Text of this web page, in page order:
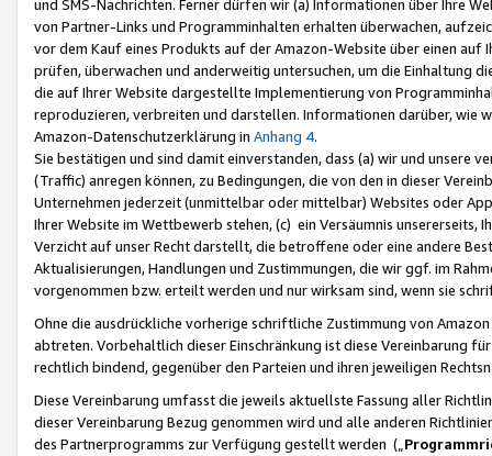
und SMS-Nachrichten. Ferner dürfen wir (a) Informationen über Ihre
von Partner-Links und Programminhalten erhalten überwachen,
vor dem Kauf eines Produkts auf der Amazon-Website über einen
prüfen, überwachen und anderweitig untersuchen, um die Einhaltung
die auf Ihrer Website dargestellte Implementierung von
reproduzieren, verbreiten und darstellen. Informationen darüber, wie
Amazon-Datenschutzerklärung in Anhang 4.
Sie bestätigen und sind damit einverstanden, dass (a) wir und
(Traffic) anregen können, zu Bedingungen, die von den in dieser
Unternehmen jederzeit (unmittelbar oder mittelbar) Websites oder
Ihrer Website im Wettbewerb stehen, (c) ein Versäumnis unsererseits,
Verzicht auf unser Recht darstellt, die betroffene oder eine andere
Aktualisierungen, Handlungen und Zustimmungen, die wir ggf. im
vorgenommen bzw. erteilt werden und nur wirksam sind, wenn sie
Ohne die ausdrückliche vorherige schriftliche Zustimmung von
abtreten. Vorbehaltlich dieser Einschränkung ist diese Vereinbarung
rechtlich bindend, gegenüber den Parteien und ihren jeweiligen
Diese Vereinbarung umfasst die jeweils aktuellste Fassung aller
dieser Vereinbarung Bezug genommen wird und alle anderen
des Partnerprogramms zur Verfügung gestellt werden („